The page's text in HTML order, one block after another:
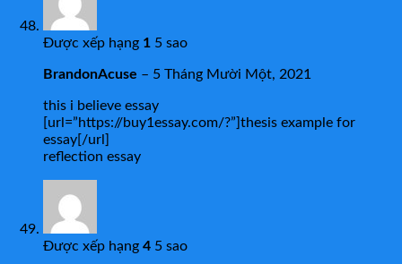
Được xếp hạng 1 5 sao
BrandonAcuse – 5 Tháng Mười Một, 2021
this i believe essay
[url=”https://buy1essay.com/?”]thesis example for
essay[/url]
reflection essay
Được xếp hạng 4 5 sao